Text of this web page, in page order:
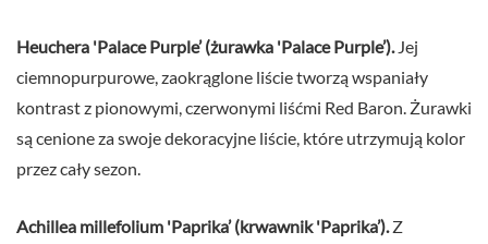
Heuchera 'Palace Purple’ (żurawka 'Palace Purple’). Jej
ciemnopurpurowe, zaokrąglone liście tworzą wspaniały
kontrast z pionowymi, czerwonymi liśćmi Red Baron. Żurawki
są cenione za swoje dekoracyjne liście, które utrzymują kolor
przez cały sezon.
Achillea millefolium 'Paprika’ (krwawnik 'Paprika’). Z